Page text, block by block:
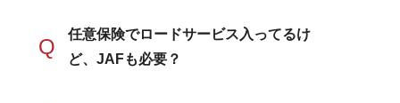
Q
任意保険でロードサービス入ってるけ
ど、JAFも必要？